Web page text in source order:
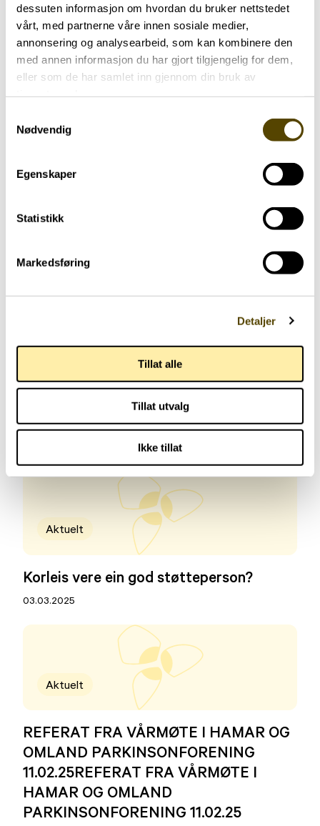
dessuten informasjon om hvordan du bruker nettstedet
vårt, med partnerne våre innen sosiale medier,
annonsering og analysearbeid, som kan kombinere den
med annen informasjon du har gjort tilgjengelig for dem,
eller som de har samlet inn gjennom din bruk av
Nødvendig
Egenskaper
Statistikk
Markedsføring
Detaljer
Tillat alle
Tillat utvalg
Ikke tillat
Referat fra sommertur til «Eidsvold –
1814»
Aktuelt
Korleis vere ein god støtteperson?
03.03.2025
Aktuelt
REFERAT FRA VÅRMØTE I HAMAR OG
OMLAND PARKINSONFORENING
11.02.25REFERAT FRA VÅRMØTE I
HAMAR OG OMLAND
PARKINSONFORENING 11.02.25